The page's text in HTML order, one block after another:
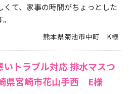
て、家事の時間がちょっとした
熊本県菊池市中町 K様
トラブル対応 排水マスつ
県宮崎市花山手西 E様